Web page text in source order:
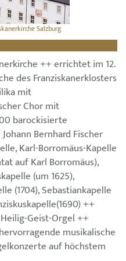
Salzburg
++ errichtet im 12.
des Franziskanerklosters
mit
Chor mit
barockisierte
Bernhard Fischer
Karl-Borromäus-Kapelle
auf Karl Borromäus),
(um 1625),
(1704), Sebastiankapelle
++
Geist-Orgel ++
musikalische
auf höchstem